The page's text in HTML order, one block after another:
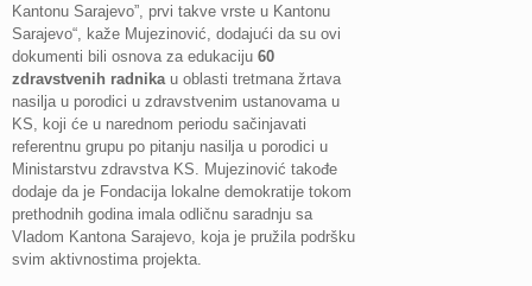
Kantonu Sarajevo”, prvi takve vrste u Kantonu
Sarajevo“, kaže Mujezinović, dodajući da su ovi
dokumenti bili osnova za edukaciju 60
zdravstvenih radnika u oblasti tretmana žrtava
nasilja u porodici u zdravstvenim ustanovama u
KS, koji će u narednom periodu sačinjavati
referentnu grupu po pitanju nasilja u porodici u
Ministarstvu zdravstva KS. Mujezinović takođe
dodaje da je Fondacija lokalne demokratije tokom
prethodnih godina imala odličnu saradnju sa
Vladom Kantona Sarajevo, koja je pružila podršku
svim aktivnostima projekta.